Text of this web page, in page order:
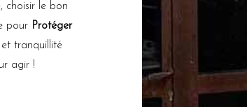
choisir le bon
pour Protéger
tranquillité
agir !